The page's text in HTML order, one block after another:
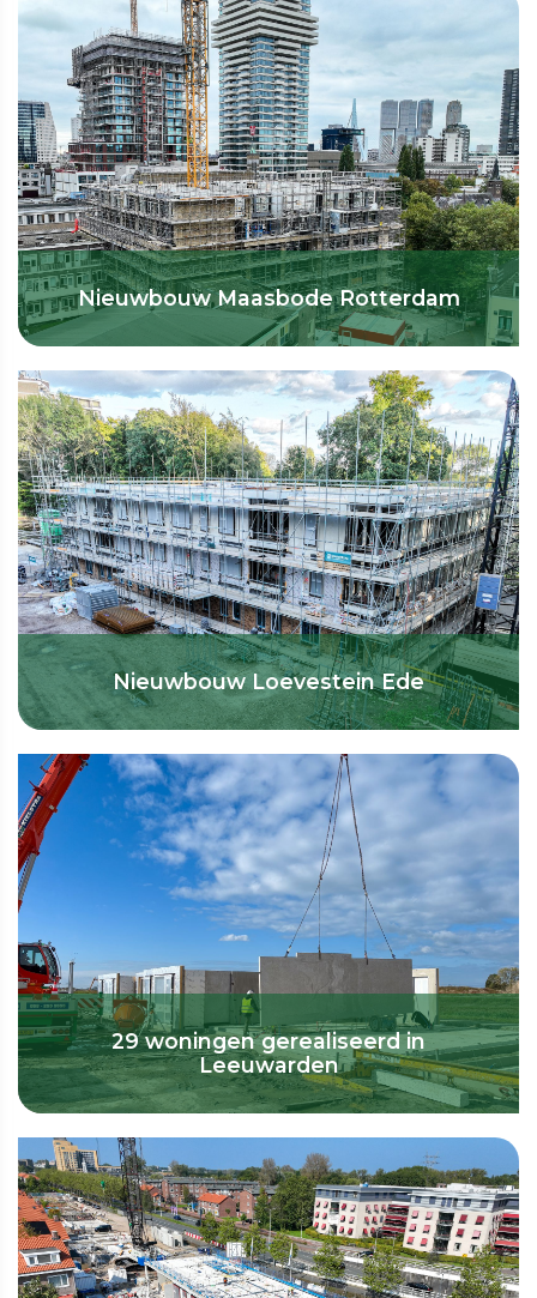
Nieuwbouw Maasbode Rotterdam
Nieuwbouw Loevestein Ede
29 woningen gerealiseerd in
Leeuwarden